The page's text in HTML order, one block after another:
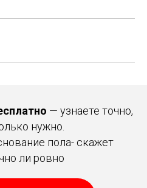
— узнаете точно,
нужно.
пола- скажет
ли ровно